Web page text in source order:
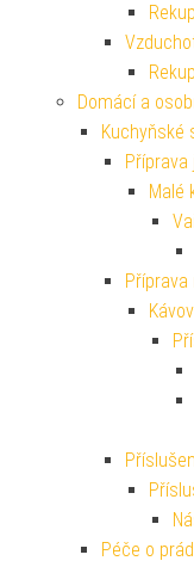
Domácí a
Kuchyňské
Příprava
Malé
Příprava
Péče o